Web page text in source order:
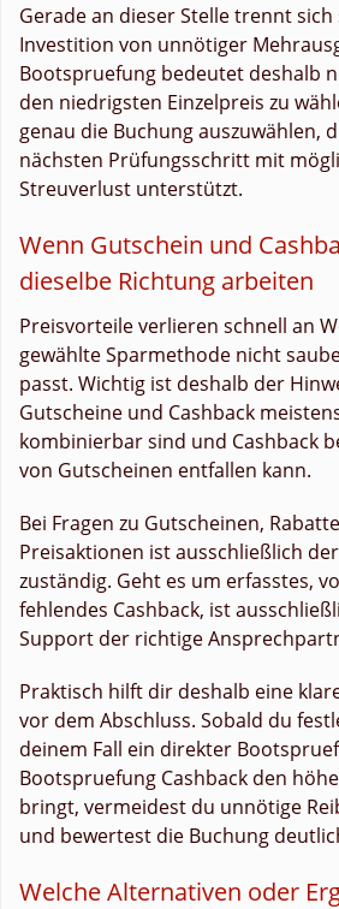
Gerade an dieser Stelle trennt
Investition von unnötiger
Bootspruefung bedeutet deshalb
den niedrigsten Einzelpreis zu
genau die Buchung auszuwählen,
nächsten Prüfungsschritt mit
Streuverlust unterstützt.
Wenn Gutschein und
dieselbe Richtung arbeiten
Preisvorteile verlieren schnell an
gewählte Sparmethode nicht
passt. Wichtig ist deshalb der
Gutscheine und Cashback
kombinierbar sind und Cashback
von Gutscheinen entfallen kann.
Bei Fragen zu Gutscheinen,
Preisaktionen ist ausschließlich
zuständig. Geht es um erfasstes,
fehlendes Cashback, ist
Support der richtige
Praktisch hilft dir deshalb eine
vor dem Abschluss. Sobald du
deinem Fall ein direkter
Bootspruefung Cashback den
bringt, vermeidest du unnötige
und bewertest die Buchung
Welche Alternativen oder